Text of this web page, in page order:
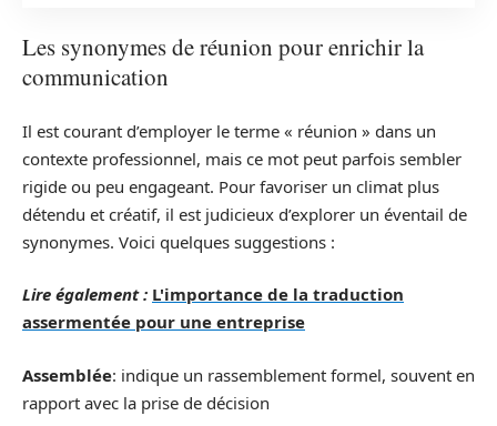
Les synonymes de réunion pour enrichir la
communication
Il est courant d’employer le terme « réunion » dans un
contexte professionnel, mais ce mot peut parfois sembler
rigide ou peu engageant. Pour favoriser un climat plus
détendu et créatif, il est judicieux d’explorer un éventail de
synonymes. Voici quelques suggestions :
Lire également : L'importance de la traduction
assermentée pour une entreprise
Assemblée: indique un rassemblement formel, souvent en
rapport avec la prise de décision